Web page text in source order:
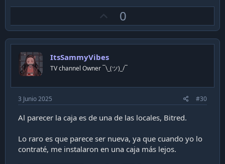
p
v
t
e
0
ItsSammyVibes
TV channel Owner ¯\_(ツ)_/¯
3 Junio 2025 #30
Al parecer la caja es de una de las locales, Bitred.
Lo raro es que parece ser nueva, ya que cuando yo lo
contraté, me instalaron en una caja más lejos.